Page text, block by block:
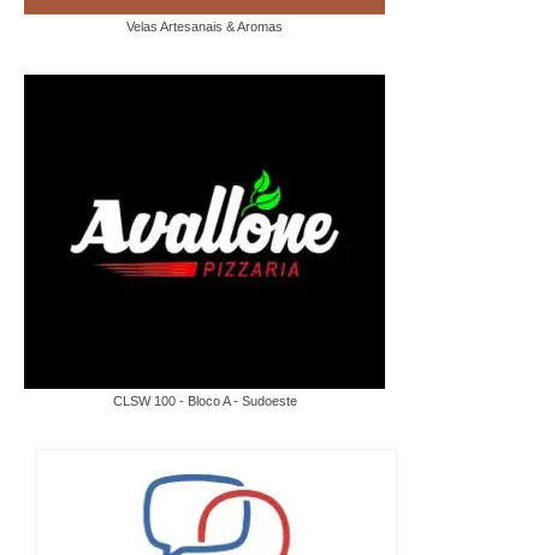
Velas Artesanais & Aromas
CLSW 100 - Bloco A - Sudoeste